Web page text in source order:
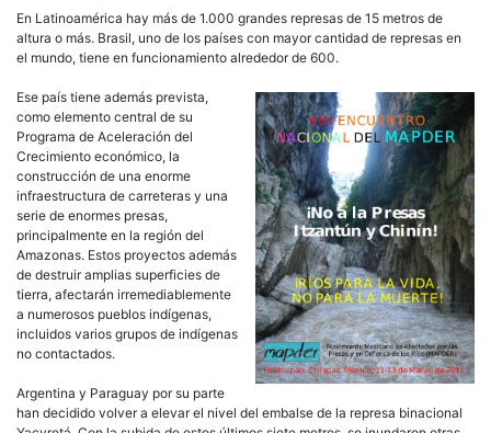
En Latinoamérica hay más de 1.000 grandes represas de 15 metros de
altura o más. Brasil, uno de los países con mayor cantidad de represas en
el mundo, tiene en funcionamiento alrededor de 600.
Ese país tiene además prevista,
como elemento central de su
Programa de Aceleración del
Crecimiento económico, la
construcción de una enorme
infraestructura de carreteras y una
serie de enormes presas,
principalmente en la región del
Amazonas. Estos proyectos además
de destruir amplias superficies de
tierra, afectarán irremediablemente
a numerosos pueblos indígenas,
incluidos varios grupos de indígenas
no contactados.
Argentina y Paraguay por su parte
han decidido volver a elevar el nivel del embalse de la represa binacional